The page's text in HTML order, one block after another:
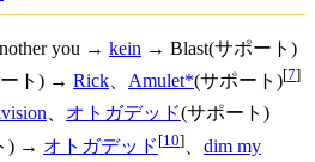
you → kein → Blast(サポート)
ト) → Rick Amulet*(サポート)[7]
、 オトガデッド(サポート)
) → オトガデッド [10]
dim my